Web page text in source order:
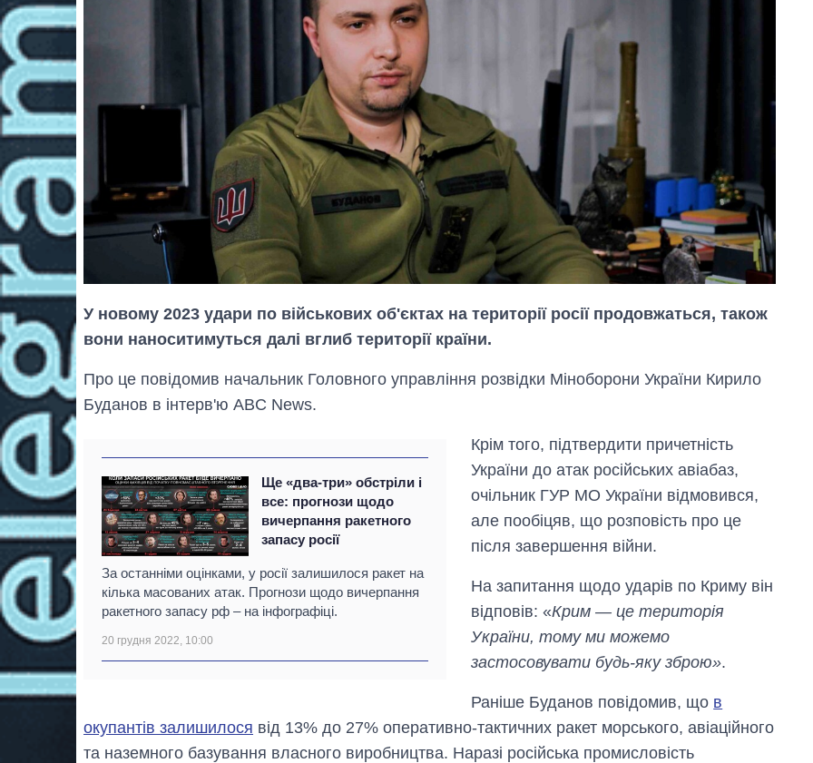
У новому 2023 удари по військових об'єктах на території росії продовжаться, також
вони наноситимуться далі вглиб території країни.
Про це повідомив начальник Головного управління розвідки Міноборони України Кирило
Буданов в інтерв'ю ABC News.
Ще «два-три» обстріли і
все: прогнози щодо
вичерпання ракетного
запасу росії
За останніми оцінками, у росії залишилося ракет на
кілька масованих атак. Прогнози щодо вичерпання
ракетного запасу рф – на інфографіці.
20 грудня 2022, 10:00
Крім того, підтвердити причетність
України до атак російських авіабаз,
очільник ГУР МО України відмовився,
але пообіцяв, що розповість про це
після завершення війни.
На запитання щодо ударів по Криму він
відповів: «Крим — це територія
України, тому ми можемо
застосовувати будь-яку зброю».
Раніше Буданов повідомив, що в
окупантів залишилося від 13% до 27% оперативно-тактичних ракет морського, авіаційного
та наземного базування власного виробництва. Наразі російська промисловість
Як змінився
бюджет